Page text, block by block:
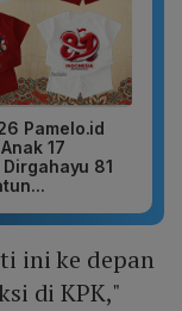
Pamelo.id
17
81
ini ke depan
di KPK,"